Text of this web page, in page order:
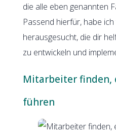
die alle eben genannten
Passend hierfür, habe
herausgesucht, die dir
zu entwickeln und
Mitarbeiter finden,
führen